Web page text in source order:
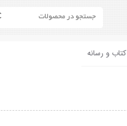
کتاب و رسانه